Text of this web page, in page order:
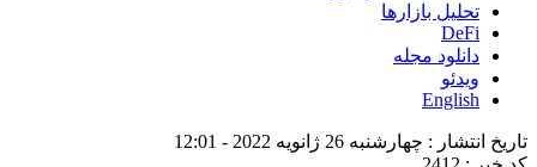
تحلیل بازارها
DeFi
دانلود مجله
ویدئو
English
تاریخ انتشار : چهارشنبه 26 ژانویه 2022 - 12:01